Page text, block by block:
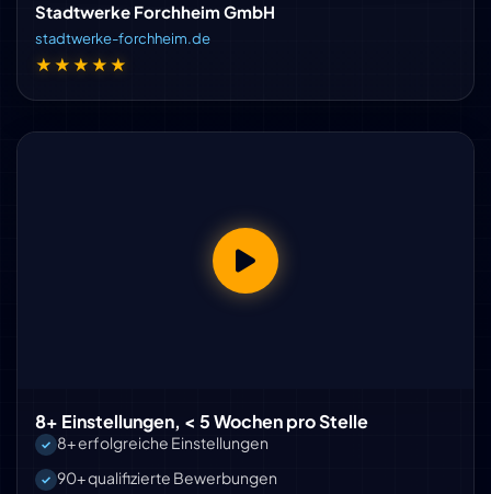
Stadtwerke Forchheim GmbH
stadtwerke-forchheim.de
★★★★★
8+ Einstellungen, < 5 Wochen pro Stelle
8+ erfolgreiche Einstellungen
90+ qualifizierte Bewerbungen